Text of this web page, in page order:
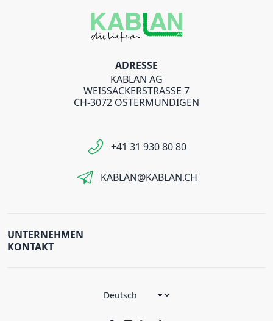
ADRESSE
KABLAN AG
WEISSACKERSTRASSE 7
CH-3072 OSTERMUNDIGEN
+41 31 930 80 80
KABLAN@KABLAN.CH
UNTERNEHMEN
KONTAKT